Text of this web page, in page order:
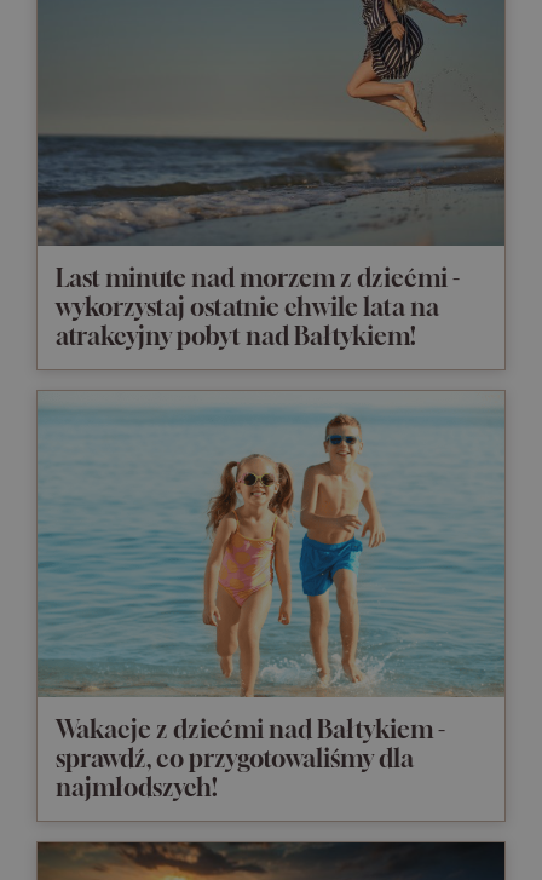
Last minute nad morzem z dziećmi -
wykorzystaj ostatnie chwile lata na
atrakcyjny pobyt nad Bałtykiem!
Wakacje z dziećmi nad Bałtykiem -
sprawdź, co przygotowaliśmy dla
najmłodszych!